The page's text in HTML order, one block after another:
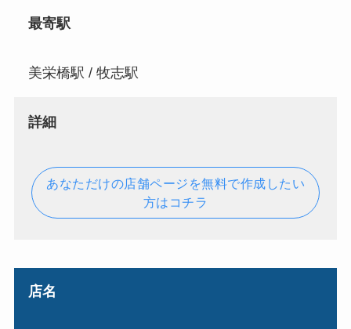
最寄駅
美栄橋駅 / 牧志駅
詳細
あなただけの店舗ページを無料で作成したい
方はコチラ
店名